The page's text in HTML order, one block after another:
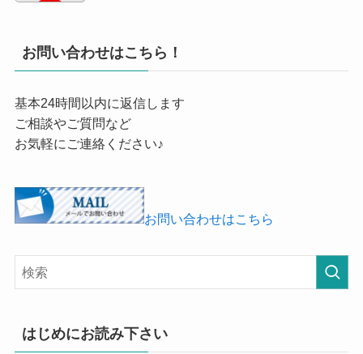
お問い合わせはこちら！
基本24時間以内に返信します
ご相談やご質問など
お気軽にご連絡ください♪
お問い合わせはこちら
はじめにお読み下さい